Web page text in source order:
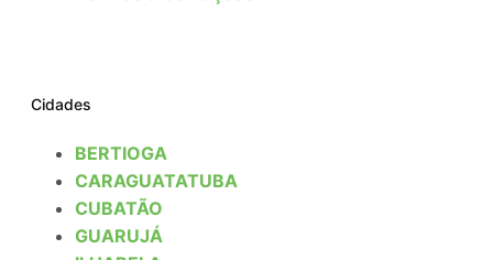
Cidades
BERTIOGA
CARAGUATATUBA
CUBATÃO
GUARUJÁ